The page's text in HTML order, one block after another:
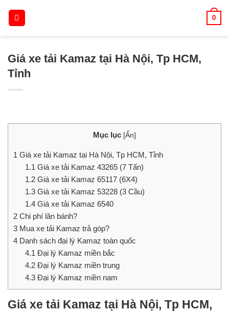
0
Giá xe tải Kamaz tại Hà Nội, Tp HCM,
Tỉnh
Mục lục [Ẩn]
1 Giá xe tải Kamaz tại Hà Nội, Tp HCM, Tỉnh
1.1 Giá xe tải Kamaz 43265 (7 Tấn)
1.2Giá xe tải Kamaz 65117 (6X4)
1.3Giá xe tải Kamaz 53228 (3 Cầu)
1.4Giá xe tải Kamaz 6540
2 Chi phí lăn bánh?
3 Mua xe tải Kamaz trả góp?
4 Danh sách đại lý Kamaz toàn quốc
4.1 Đại lý Kamaz miền bắc
4.2Đại lý Kamaz miền trung
4.3Đại lý Kamaz miền nam
Giá xe tải Kamaz tại Hà Nội, Tp HCM,